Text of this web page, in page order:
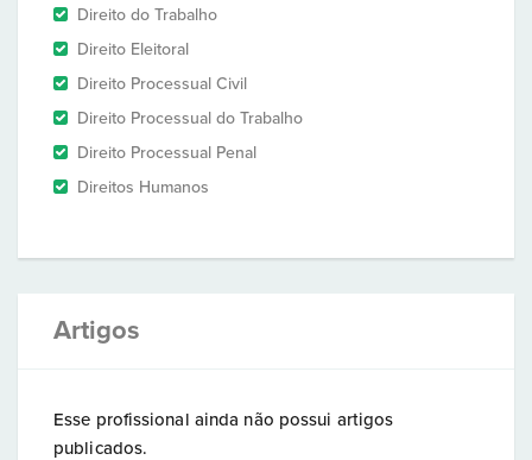
Direito do Trabalho
Direito Eleitoral
Direito Processual Civil
Direito Processual do Trabalho
Direito Processual Penal
Direitos Humanos
Artigos
Esse profissional ainda não possui artigos
publicados.